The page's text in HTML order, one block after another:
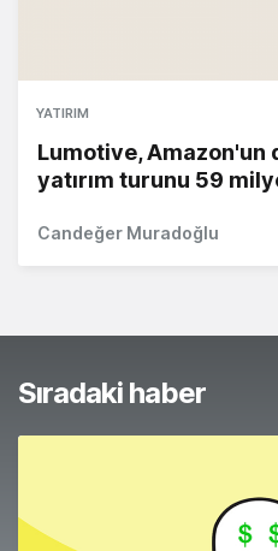
YATIRIM
Lumotive, Amazon'un
yatırım turunu 59
Candeğer Muradoğlu
Sıradaki haber